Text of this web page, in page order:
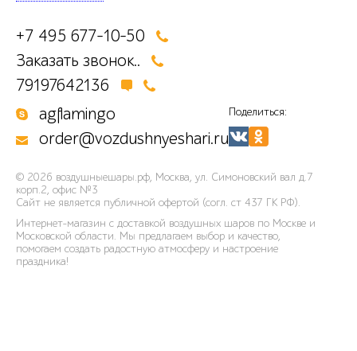
+7 495 677-10-50
Заказать звонок..
79197642136
agflamingo
order@vozdushnyeshari.ru
Поделиться:
© 2026 воздушныешары.рф, Москва, ул. Симоновский вал д.7
корп.2, офис №3
Сайт не является публичной офертой (согл. ст 437 ГК РФ).
Интернет-магазин с доставкой воздушных шаров по Москве и
Московской области. Мы предлагаем выбор и качество,
помогаем создать радостную атмосферу и настроение
праздника!